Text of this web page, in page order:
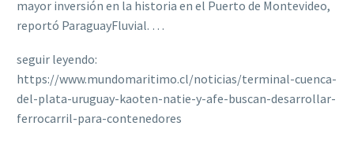
mayor inversión en la historia en el Puerto de Montevideo,
reportó ParaguayFluvial. …
seguir leyendo:
https://www.mundomaritimo.cl/noticias/terminal-cuenca-
del-plata-uruguay-kaoten-natie-y-afe-buscan-desarrollar-
ferrocarril-para-contenedores